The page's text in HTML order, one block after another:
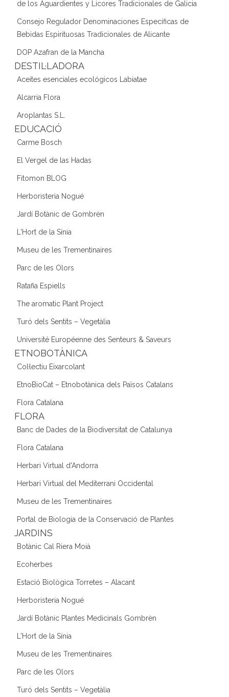
de los Aguardientes y Licores Tradicionales de Galicia
Consejo Regulador Denominaciones Específicas de
Bebidas Espirituosas Tradicionales de Alicante
DOP Azafran de la Mancha
DESTIL·LADORA
Aceites esenciales ecológicos Labiatae
Alcarria Flora
Aroplantas S.L.
EDUCACIÓ
Carme Bosch
El Vergel de las Hadas
Fitomon BLOG
Herboristeria Nogué
Jardí Botànic de Gombrèn
L'Hort de la Sínia
Museu de les Trementinaires
Parc de les Olors
Ratafia Espiells
The aromatic Plant Project
Turó dels Sentits – Vegetàlia
Université Européenne des Senteurs & Saveurs
ETNOBOTÀNICA
Col·lectiu Eixarcolant
EtnoBioCat – Etnobotànica dels Països Catalans
Flora Catalana
FLORA
Banc de Dades de la Biodiversitat de Catalunya
Flora Catalana
Herbari Virtual d'Andorra
Herbari Virtual del Mediterrani Occidental
Museu de les Trementinaires
Portal de Biologia de la Conservació de Plantes
JARDINS
Botànic Cal Riera Moià
Ecoherbes
Estació Biològica Torretes – Alacant
Herboristeria Nogué
Jardí Botànic Plantes Medicinals Gombrèn
L'Hort de la Sínia
Museu de les Trementinaires
Parc de les Olors
Turó dels Sentits – Vegetàlia